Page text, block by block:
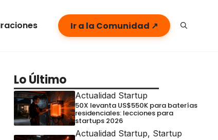
Ir a la Comunidad ↗
Lo Último
Actualidad Startup
50X levanta US$550K para baterías
residenciales: lecciones para
startups 2026
Actualidad Startup, Startup